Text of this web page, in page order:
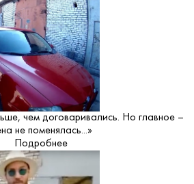
чем договаривались. Но главное –
не поменялась...»
Подробнее